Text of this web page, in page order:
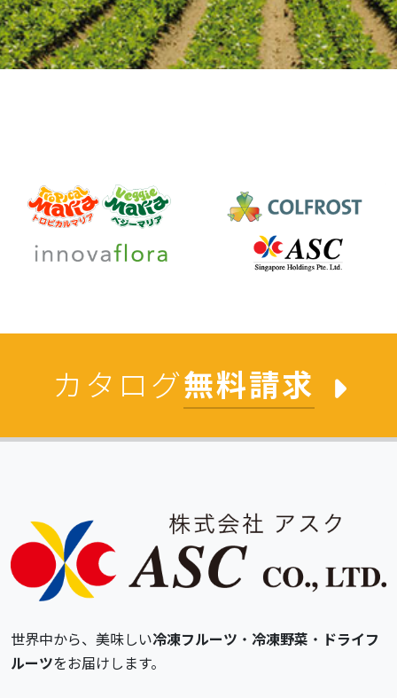
カタログ無料請求
世界中から、美味しい冷凍フルーツ ・ 冷凍野菜 ・ ドライフ
ルーツをお届けします。